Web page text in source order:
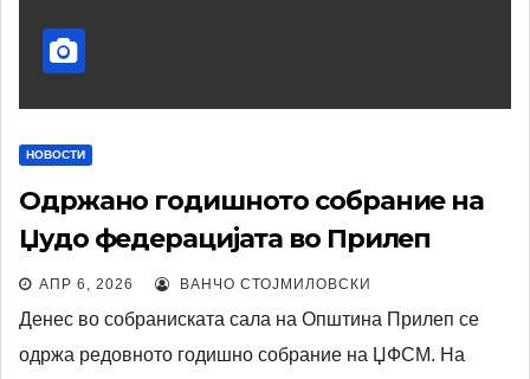
НОВОСТИ
Одржано годишното собрание на
Џудо федерацијата во Прилеп
АПР 6, 2026 ВАНЧО СТОЈМИЛОВСКИ
Денес во собраниската сала на Општина Прилеп се
одржа редовното годишно собрание на ЏФСМ. На